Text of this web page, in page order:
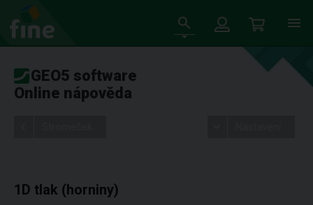
GEO5 software
Online nápověda
1D tlak (horniny)